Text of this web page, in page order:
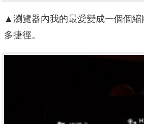
▲瀏覽器內我的最愛變成一個個縮
多捷徑。